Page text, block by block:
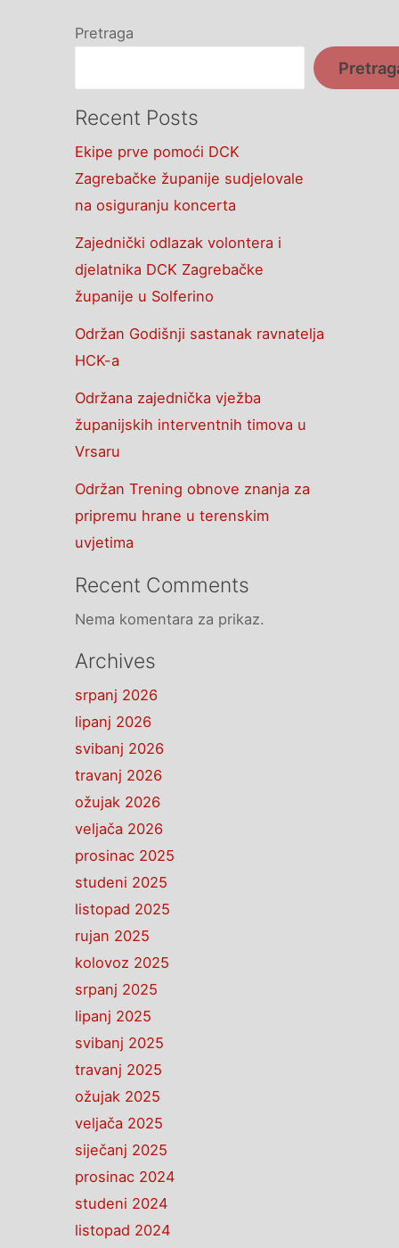
Pretraga
Recent Posts
Ekipe prve pomoći DCK
Zagrebačke županije sudjelovale
na osiguranju koncerta
Zajednički odlazak volontera i
djelatnika DCK Zagrebačke
županije u Solferino
Održan Godišnji sastanak ravnatelja
HCK-a
Održana zajednička vježba
županijskih interventnih timova u
Vrsaru
Održan Trening obnove znanja za
pripremu hrane u terenskim
uvjetima
Recent Comments
Nema komentara za prikaz.
Archives
srpanj 2026
lipanj 2026
svibanj 2026
travanj 2026
ožujak 2026
veljača 2026
prosinac 2025
studeni 2025
listopad 2025
rujan 2025
kolovoz 2025
srpanj 2025
lipanj 2025
svibanj 2025
travanj 2025
ožujak 2025
veljača 2025
siječanj 2025
prosinac 2024
studeni 2024
listopad 2024